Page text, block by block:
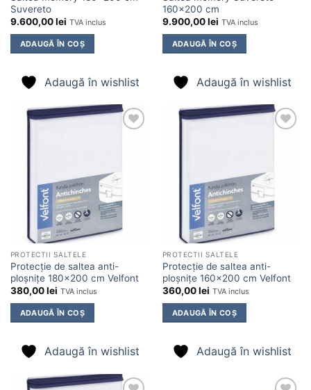
Suvereto
9.600,00lei TVA inclus
ADAUGĂ ÎN COȘ
Adaugă în wishlist
160×200 cm
9.900,00lei TVA inclus
ADAUGĂ ÎN COȘ
Adaugă în wishlist
PROTECTII SALTELE
Protecție de saltea anti-
ploșnițe 180×200 cm Velfont
380,00lei TVA inclus
ADAUGĂ ÎN COȘ
Adaugă în wishlist
PROTECTII SALTELE
Protecție de saltea anti-
ploșnițe 160×200 cm Velfont
360,00lei TVA inclus
ADAUGĂ ÎN COȘ
Adaugă în wishlist